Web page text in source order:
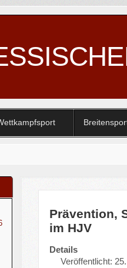
Prävention,
im HJV
Details
Veröffentlicht: